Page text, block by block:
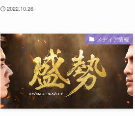
2022.10.26
メディア情報